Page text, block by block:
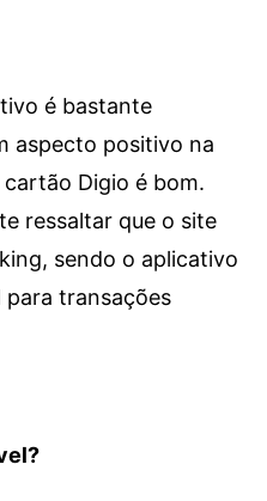
é bastante
aspecto positivo na
Digio é bom.
ressaltar que o site
sendo o aplicativo
para transações